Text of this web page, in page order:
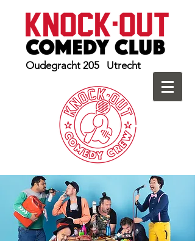
Oudegracht 205 Utrecht